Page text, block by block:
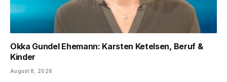
Okka Gundel Ehemann: Karsten Ketelsen, Beruf &
Kinder
August 8, 2026